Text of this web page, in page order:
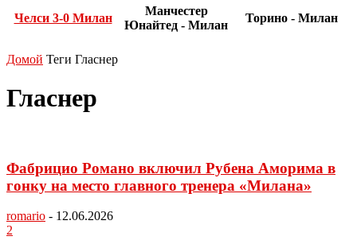
Челси 3-0 Милан
Манчестер
Юнайтед - Милан
Торино - Милан
Домой Теги Гласнер
Гласнер
Фабрицио Романо включил Рубена Аморима в
гонку на место главного тренера «Милана»
romario - 12.06.2026
2